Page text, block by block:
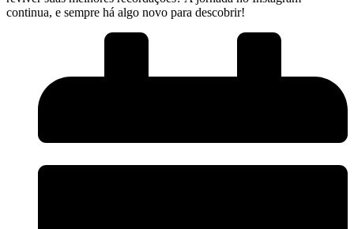
continua, ​e‌ sempre há ‍algo novo para descobrir!